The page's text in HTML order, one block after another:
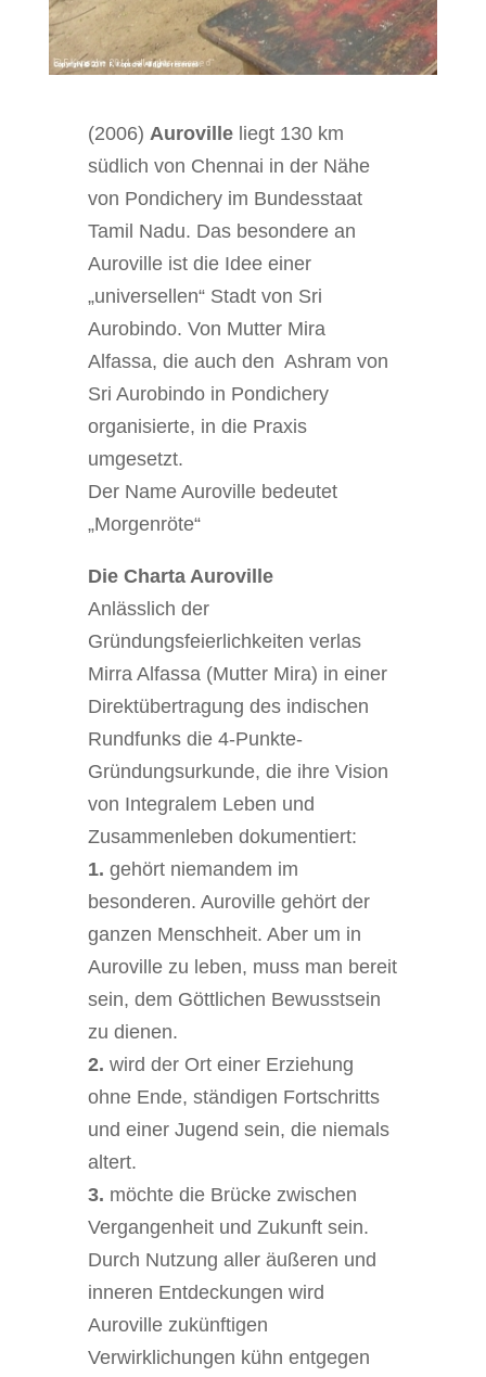
(2006) Aurovilleliegt 130 km
südlich von Chennai in der Nähe
von Pondichery im Bundesstaat
Tamil Nadu. Das besondere an
Auroville ist die Idee einer
„universellen“ Stadt von Sri
Aurobindo. Von Mutter Mira
Alfassa, die auch den Ashram von
Sri Aurobindo in Pondichery
organisierte, in die Praxis
umgesetzt.
Der Name Auroville bedeutet
„Morgenröte“
Die Charta Auroville
Anlässlich der
Gründungsfeierlichkeiten verlas
Mirra Alfassa (Mutter Mira) in einer
Direktübertragung des indischen
Rundfunks die 4-Punkte-
Gründungsurkunde, die ihre Vision
von Integralem Leben und
Zusammenleben dokumentiert:
1. gehört niemandem im
besonderen. Auroville gehört der
ganzen Menschheit. Aber um in
Auroville zu leben, muss man bereit
sein, dem Göttlichen Bewusstsein
zu dienen.
2. wird der Ort einer Erziehung
ohne Ende, ständigen Fortschritts
und einer Jugend sein, die niemals
altert.
3. möchte die Brücke zwischen
Vergangenheit und Zukunft sein.
Durch Nutzung aller äußeren und
inneren Entdeckungen wird
Auroville zukünftigen
Verwirklichungen kühn entgegen